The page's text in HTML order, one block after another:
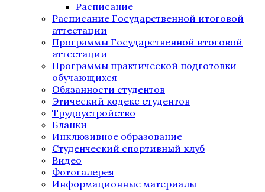
Расписание
Расписание Государственной итоговой
аттестации
Программы Государственной итоговой
аттестации
Программы практической подготовки
обучающихся
Обязанности студентов
Этический кодекс студентов
Трудоустройство
Бланки
Инклюзивное образование
Студенческий спортивный клуб
Видео
Фотогалерея
Информационные материалы